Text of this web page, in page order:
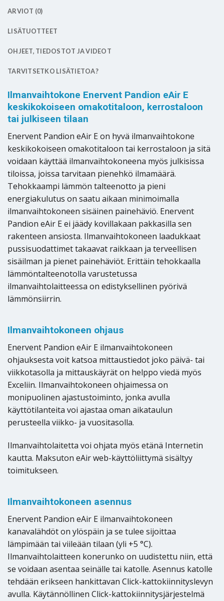
ARVIOT (0)
LISÄTUOTTEET
OHJEET, TIEDOSTOT JA VIDEOT
TARVITSETKO LISÄTIETOA?
Ilmanvaihtokone Enervent Pandion eAir E
keskikokoiseen omakotitaloon, kerrostaloon
tai julkiseen tilaan
Enervent Pandion eAir E on hyvä ilmanvaihtokone
keskikokoiseen omakotitaloon tai kerrostaloon ja sitä
voidaan käyttää ilmanvaihtokoneena myös julkisissa
tiloissa, joissa tarvitaan pienehkö ilmamäärä.
Tehokkaampi lämmön talteenotto ja pieni
energiakulutus on saatu aikaan minimoimalla
ilmanvaihtokoneen sisäinen painehäviö. Enervent
Pandion eAir E ei jäädy kovillakaan pakkasilla sen
rakenteen ansiosta. Ilmanvaihtokoneen laadukkaat
pussisuodattimet takaavat raikkaan ja terveellisen
sisäilman ja pienet painehäviöt. Erittäin tehokkaalla
lämmöntalteenotolla varustetussa
ilmanvaihtolaitteessa on edistyksellinen pyörivä
lämmönsiirrin.
Ilmanvaihtokoneen ohjaus
Enervent Pandion eAir E ilmanvaihtokoneen
ohjauksesta voit katsoa mittaustiedot joko päivä- tai
viikkotasolla ja mittauskäyrät on helppo viedä myös
Exceliin. Ilmanvaihtokoneen ohjaimessa on
monipuolinen ajastustoiminto, jonka avulla
käyttötilanteita voi ajastaa oman aikataulun
perusteella viikko- ja vuositasolla.
Ilmanvaihtolaitetta voi ohjata myös etänä Internetin
kautta. Maksuton eAir web-käyttöliittymä sisältyy
toimitukseen.
Ilmanvaihtokoneen asennus
Enervent Pandion eAir E ilmanvaihtokoneen
kanavalähdöt on ylöspäin ja se tulee sijoittaa
lämpimään tai viileään tilaan (yli +5 °C).
Ilmanvaihtolaitteen konerunko on uudistettu niin, että
se voidaan asentaa seinälle tai katolle. Asennus katolle
tehdään erikseen hankittavan Click-kattokiinnityslevyn
avulla. Käytännöllinen Click-kattokiinnitysjärjestelmä